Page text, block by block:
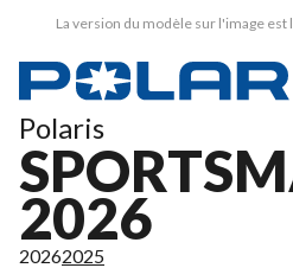
La version du modèle sur l'image est
Polaris
2026
20262025